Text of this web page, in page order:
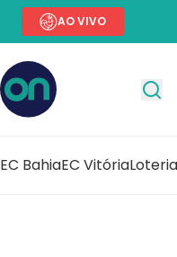
AO VIVO
EC BahiaEC Vitória